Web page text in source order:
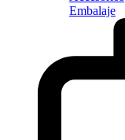
Embalaje